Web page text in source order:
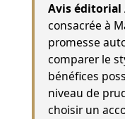
Avis éditorial
consacrée à
promesse
comparer le
bénéfices
niveau de
choisir un